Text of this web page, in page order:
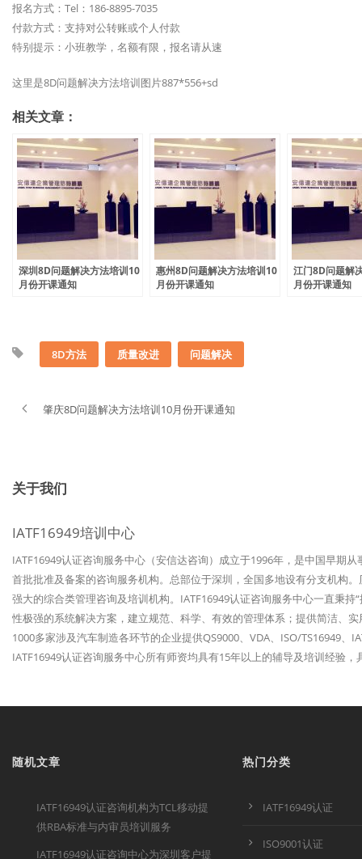
报名方式：Tel：186-8895-7035
付款方式：支持对公转账或个人付款
特别提示：小班教学，名额有限，报名请从速
这里是8D问题解决方法培训图片887*556+sd
相关文章：
深圳8D问题解决方法培训10
月份开课通知
惠州8D问题解决方法培训10
月份开课通知
江门8D问题解
月份开课通知
8D方法 质量改进 问题解决
肇庆8D问题解决方法培训10月份开课通知
关于我们
IATF16949培训中心
IATF16949认证咨询服务中心（安信达咨询）成立于1996年，是中国早期
首批批准及备案的咨询服务机构。总部位于深圳，全国多地设有分支机构
强大的综合类管理咨询及培训机构。IATF16949认证咨询服务中心一直秉
性极强的系统解决方案，建立规范、科学、有效的管理体系；提供简洁、
1000多家涉及汽车制造各环节的企业提供QS9000、VDA、ISO/TS16949
IATF16949认证咨询服务中心所有师资均具有15年以上的辅导及培训经验
随机文章
IATF16949认证咨询机构为TCL移动提
供RBA标准与内审员培训服务
IATF16949认证咨询中心为深圳客户提
热门分类
IATF16949认证
ISO9001认证